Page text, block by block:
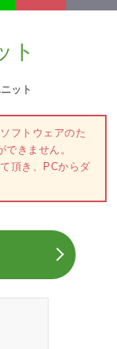
ト
ット
フトウェアのた
きません。
頂き、PCからダ